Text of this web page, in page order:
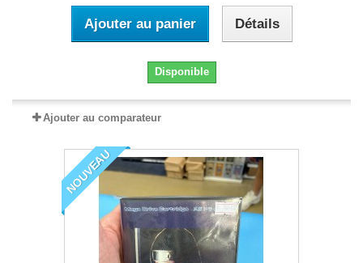
Ajouter au panier Détails
Disponible
Ajouter au comparateur
NOUVEAU